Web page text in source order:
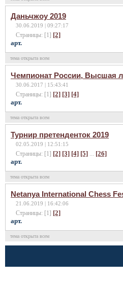
Даньчжоу 2019
30.06.2019 | 09:27:17
Страницы: [1] [2]
арт.
тема открыта всем
Чемпионат России, Высшая
30.06.2017 | 15:43:41
Страницы: [1] [2] [3] [4]
арт.
тема открыта всем
Турнир претенденток 2019
02.05.2019 | 12:51:15
Страницы: [1] [2] [3] [4] [5] ... [26]
арт.
тема открыта всем
Netanya International Chess
21.06.2019 | 16:42:06
Страницы: [1] [2]
арт.
тема открыта всем